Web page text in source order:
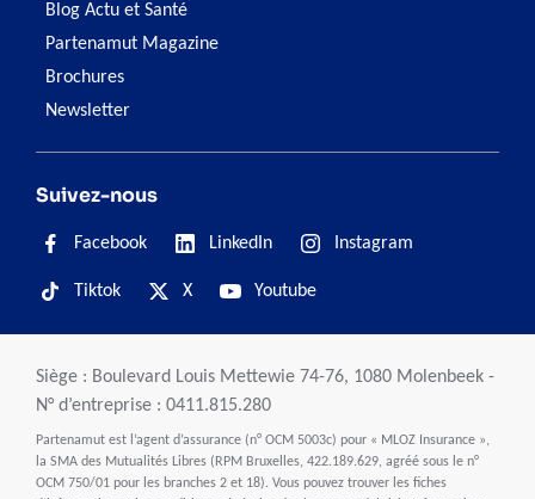
Blog Actu et Santé
Partenamut Magazine
Brochures
Newsletter
Suivez-nous
Facebook LinkedIn Instagram
Tiktok X Youtube
Siège : Boulevard Louis Mettewie 74-76, 1080 Molenbeek -
N° d’entreprise : 0411.815.280
Partenamut est l’agent d’assurance (n° OCM 5003c) pour « MLOZ Insurance »,
la SMA des Mutualités Libres (RPM Bruxelles, 422.189.629, agréé sous le n°
OCM 750/01 pour les branches 2 et 18). Vous pouvez trouver les fiches